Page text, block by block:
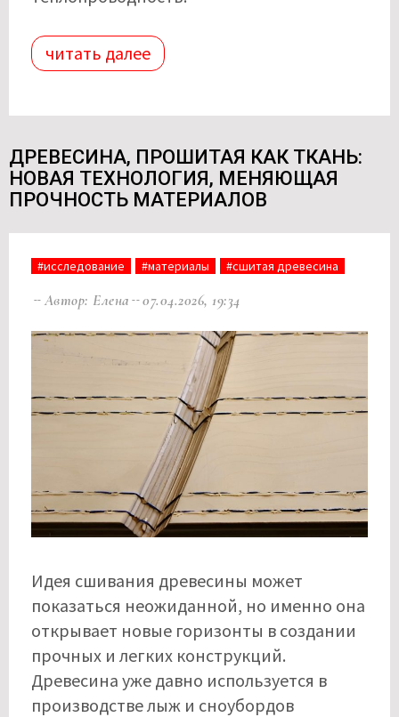
читать далее
ДРЕВЕСИНА, ПРОШИТАЯ КАК ТКАНЬ:
НОВАЯ ТЕХНОЛОГИЯ, МЕНЯЮЩАЯ
ПРОЧНОСТЬ МАТЕРИАЛОВ
#исследование #материалы #сшитая древесина
Автор: Елена 07.04.2026, 19:34
Идея сшивания древесины может
показаться неожиданной, но именно она
открывает новые горизонты в создании
прочных и легких конструкций.
Древесина уже давно используется в
производстве лыж и сноубордов